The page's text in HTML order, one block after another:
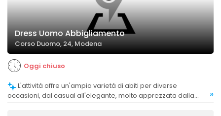
Dress Uomo Abbigliamento
Corso Duomo, 24, Modena
Oggi chiuso
occasioni, dal casual all'elegante, molto apprezzata dalla
»